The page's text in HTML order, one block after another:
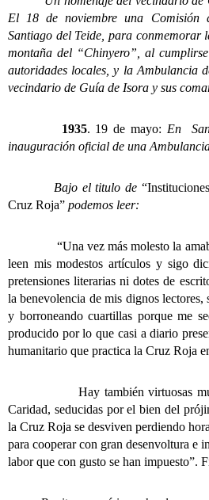
El 18 de noviembre una Comisión
Santiago del Teide, para conmemorar
montaña del “Chinyero”, al
autoridades locales, y la Ambulancia
vecindario de Guía de Isora y sus
1935. 19 de mayo: En
inauguración oficial de una
Bajo el titulo de
Cruz Roja” podemos leer:
“Una vez más molesto la
leen mis modestos artículos y sigo
pretensiones literarias ni dotes de
la benevolencia de mis dignos lectores,
y borroneando cuartillas porque me
producido por lo que casi a diario
humanitario que practica la Cruz Roja
Hay también virtuosas
Caridad, seducidas por el bien del
la Cruz Roja se desviven perdiendo
para cooperar con gran desenvoltura e
labor que con gusto se han impuesto”.